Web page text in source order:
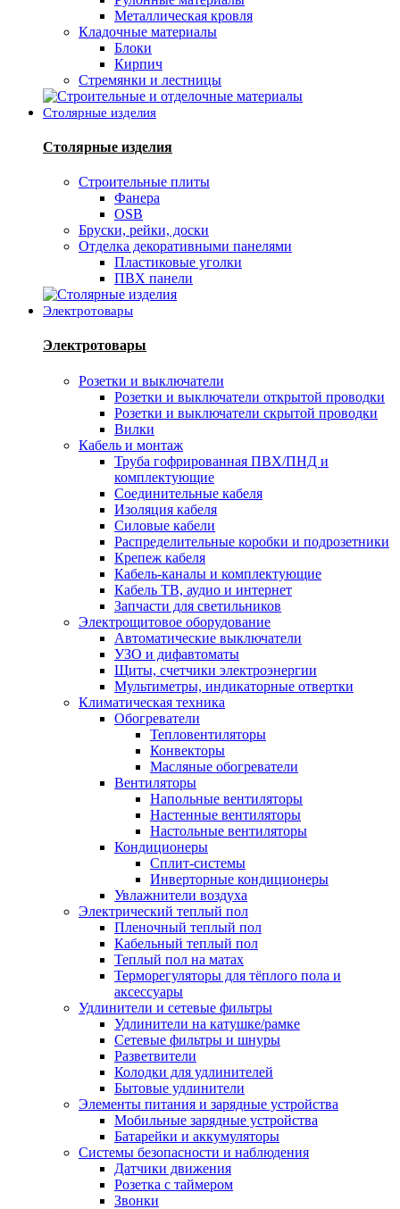
Металлическая кровля
Кладочные материалы
Блоки
Кирпич
Стремянки и лестницы
Столярные изделия
Столярные изделия
Строительные плиты
Фанера
OSB
Бруски, рейки, доски
Отделка декоративными панелями
Пластиковые уголки
ПВХ панели
Электротовары
Электротовары
Розетки и выключатели
Розетки и выключатели открытой проводки
Розетки и выключатели скрытой проводки
Вилки
Кабель и монтаж
Труба гофрированная ПВХ/ПНД и
комплектующие
Соединительные кабеля
Изоляция кабеля
Силовые кабели
Распределительные коробки и подрозетники
Крепеж кабеля
Кабель-каналы и комплектующие
Кабель ТВ, аудио и интернет
Запчасти для светильников
Электрощитовое оборудование
Автоматические выключатели
УЗО и дифавтоматы
Щиты, счетчики электроэнергии
Мультиметры, индикаторные отвертки
Климатическая техника
Обогреватели
Тепловентиляторы
Конвекторы
Масляные обогреватели
Вентиляторы
Напольные вентиляторы
Настенные вентиляторы
Настольные вентиляторы
Кондиционеры
Сплит-системы
Инверторные кондиционеры
Увлажнители воздуха
Электрический теплый пол
Пленочный теплый пол
Кабельный теплый пол
Теплый пол на матах
Терморегуляторы для тёплого пола и
аксессуары
Удлинители и сетевые фильтры
Удлинители на катушке/рамке
Сетевые фильтры и шнуры
Разветвители
Колодки для удлинителей
Бытовые удлинители
Элементы питания и зарядные устройства
Мобильные зарядные устройства
Батарейки и аккумуляторы
Системы безопасности и наблюдения
Датчики движения
Розетка с таймером
Звонки